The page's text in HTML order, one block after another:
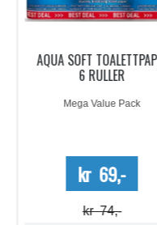
AQUA SOFT
6 RULLER
Mega Value Pack
kr 69,-
kr 74,-